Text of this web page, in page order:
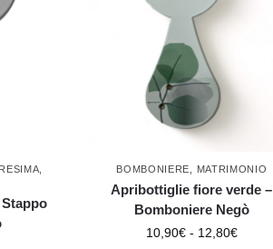
BOMBONIERE MATRIMONIO
Apribottiglie fiore verde –
Bomboniere Negò
10,90€ - 12,80€